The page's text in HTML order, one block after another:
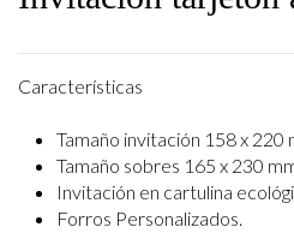
Características
Tamaño invitación 158 x 220
Tamaño sobres 165 x 230
Invitación en cartulina
Forros Personalizados.